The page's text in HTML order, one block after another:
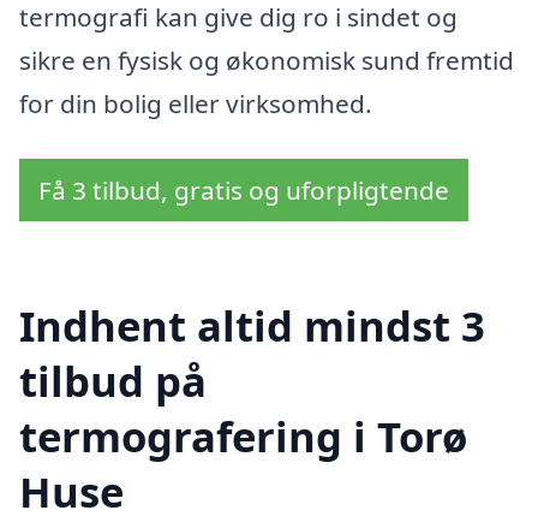
termografi kan give dig ro i sindet og
sikre en fysisk og økonomisk sund fremtid
for din bolig eller virksomhed.
Få 3 tilbud, gratis og uforpligtende
Indhent altid mindst 3
tilbud på
termografering i Torø
Huse